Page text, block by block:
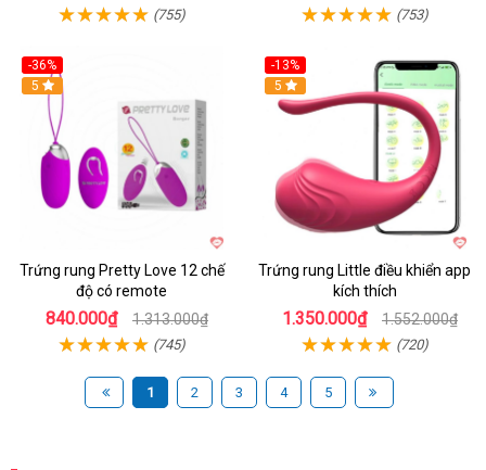
(755) (753)
-36%
5
Trứng rung Pretty Love 12 chế
độ có remote
840.000₫ 1.313.000₫
(745)
-13%
Hot
5
Trứng rung Little điều khiển app
kích thích
1.350.000₫ 1.552.000₫
(720)
1 2 3 4 5